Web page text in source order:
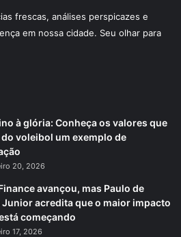
frescas, análises perspicazes e
em nossa cidade. Seu olhar para
à glória: Conheça os valores que
voleibol um exemplo de
20, 2026
avançou, mas Paulo de
Junior acredita que o maior impacto
começando
17, 2026